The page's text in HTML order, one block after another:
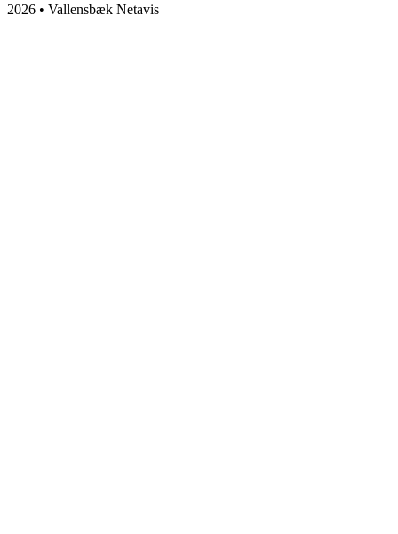
2026 • Vallensbæk Netavis